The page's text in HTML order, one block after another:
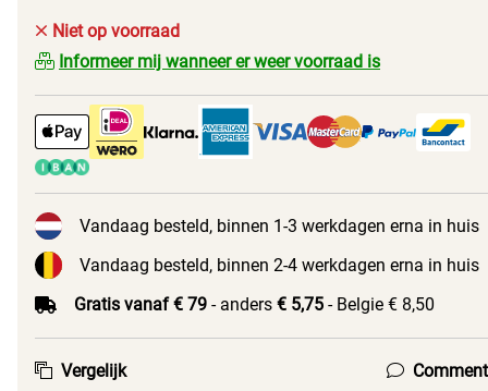
Niet op voorraad
Informeer mij wanneer er weer voorraad is
Vandaag besteld, binnen 1-3 werkdagen erna in huis
Vandaag besteld, binnen 2-4 werkdagen erna in huis
Gratis vanaf € 79 - anders € 5,75 - Belgie € 8,50
Vergelijk Comment